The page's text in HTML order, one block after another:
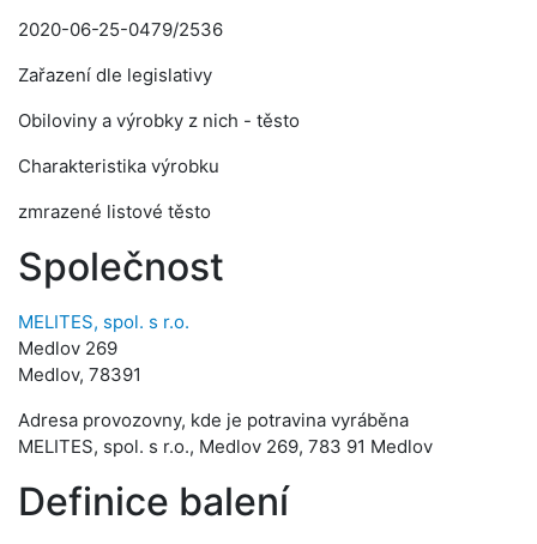
2020-06-25-0479/2536
Zařazení dle legislativy
Obiloviny a výrobky z nich - těsto
Charakteristika výrobku
zmrazené listové těsto
Společnost
MELITES, spol. s r.o.
Medlov 269
Medlov, 78391
Adresa provozovny, kde je potravina vyráběna
MELITES, spol. s r.o., Medlov 269, 783 91 Medlov
Definice balení